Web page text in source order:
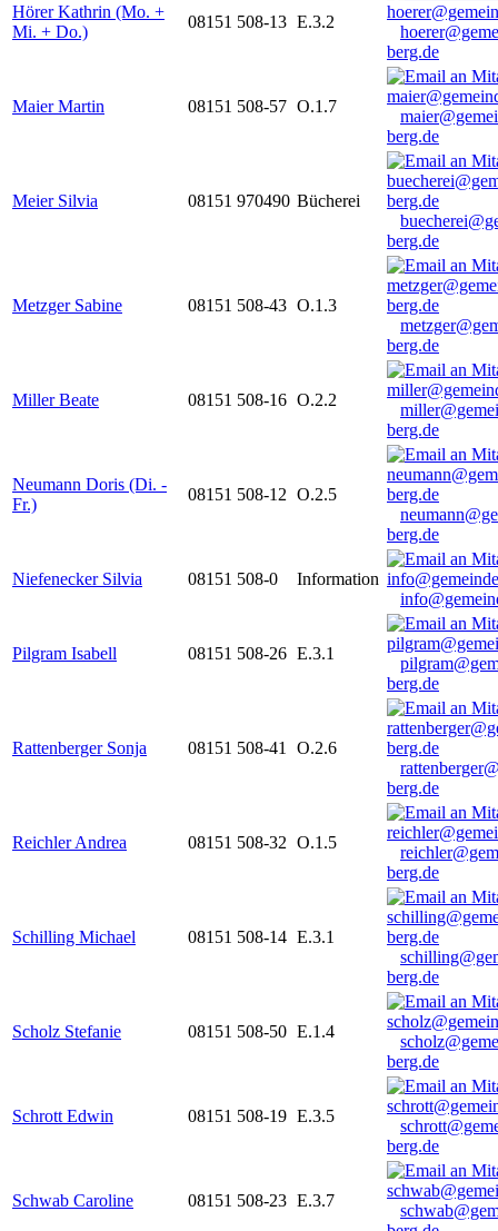
Hörer Kathrin (Mo. +
Mi. + Do.)
08151 508-13 E.3.2
berg.de
Maier Martin 08151 508-57 O.1.7
berg.de
Meier Silvia 08151 970490 Bücherei
berg.de
Metzger Sabine 08151 508-43 O.1.3
berg.de
Miller Beate 08151 508-16 O.2.2
berg.de
Neumann Doris (Di. -
Fr.)
08151 508-12 O.2.5
berg.de
Niefenecker Silvia 08151 508-0
Information
Pilgram Isabell 08151 508-26 E.3.1
berg.de
Rattenberger Sonja 08151 508-41
O.2.6
berg.de
Reichler Andrea 08151 508-32 O.1.5
berg.de
Schilling Michael 08151 508-14 E.3.1
berg.de
Scholz Stefanie 08151 508-50 E.1.4
berg.de
Schrott Edwin 08151 508-19 E.3.5
berg.de
Schwab Caroline 08151 508-23 E.3.7